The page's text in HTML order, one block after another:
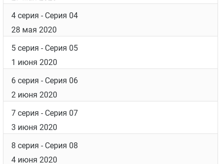
4 серия - Серия 04
28 мая 2020
5 серия - Серия 05
1 июня 2020
6 серия - Серия 06
2 июня 2020
7 серия - Серия 07
3 июня 2020
8 серия - Серия 08
4 июня 2020